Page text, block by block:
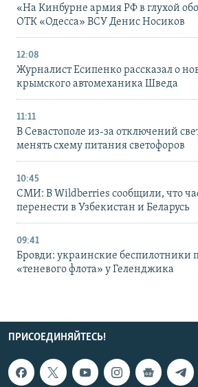
«На Кинбурне армия РФ в глухой
ОТК «Одесса» ВСУ Денис Носиков
12:08
Журналист Есипенко рассказал о
крымского автомеханика Шведа
11:11
В Севастополе из-за отключений
менять схему питания светофоров
10:45
СМИ: В Wildberries сообщили, что
перенести в Узбекистан и Беларусь
09:41
Бровди: украинские беспилотники
«теневого флота» у Геленджика
ПРИСОЕДИНЯЙТЕСЬ!